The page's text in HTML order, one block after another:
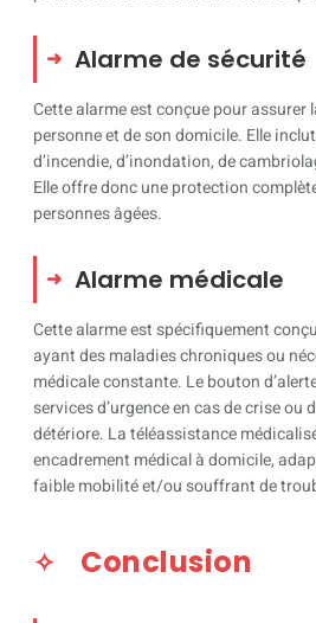
Alarme de sécurité
Cette alarme est conçue pour assurer
personne et de son domicile. Elle
d’incendie, d’inondation, de
Elle offre donc une protection
personnes âgées.
Alarme médicale
Cette alarme est spécifiquement
ayant des maladies chroniques ou
médicale constante. Le bouton
services d’urgence en cas de crise ou
détériore. La téléassistance
encadrement médical à domicile,
faible mobilité et/ou souffrant de
Conclusion